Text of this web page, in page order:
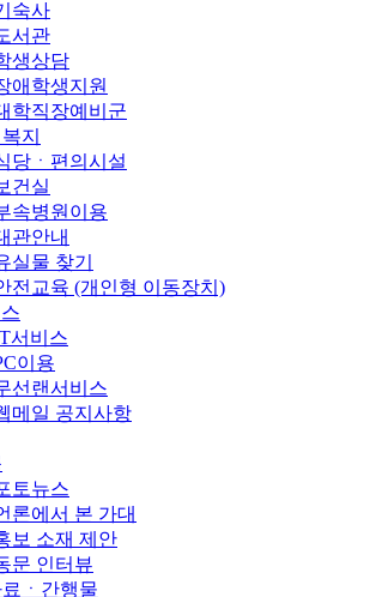
숙사
서관
생상담
애학생지원
학직장예비군
지
당ㆍ편의시설
건실
속병원이용
관안내
실물 찾기
전교육 (개인형 이동장치)
서비스
이용
선랜서비스
메일 공지사항
토뉴스
론에서 본 가대
보 소재 제안
문 인터뷰
ㆍ간행물